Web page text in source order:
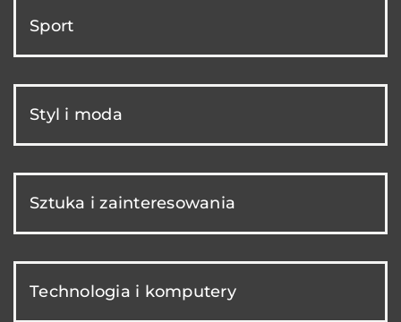
Sport
Styl i moda
Sztuka i zainteresowania
Technologia i komputery